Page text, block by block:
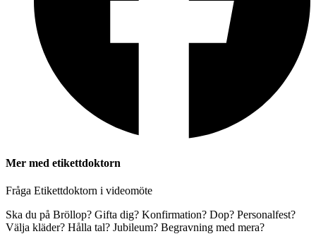
Mer med etikettdoktorn
Fråga Etikettdoktorn i videomöte
Ska du på Bröllop? Gifta dig? Konfirmation? Dop? Personalfest?
Välja kläder? Hålla tal? Jubileum? Begravning med mera?